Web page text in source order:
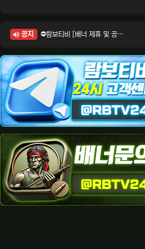
공지
⛔람보티비 [배너 제휴 및 공식 입점 문의 안내]
⛔람보티비 [정회원 등급UP! 안내사항]
⛔람보티비 [채팅방 이용시 주의사항]
⛔람보티비 [공식보증업체 안내]